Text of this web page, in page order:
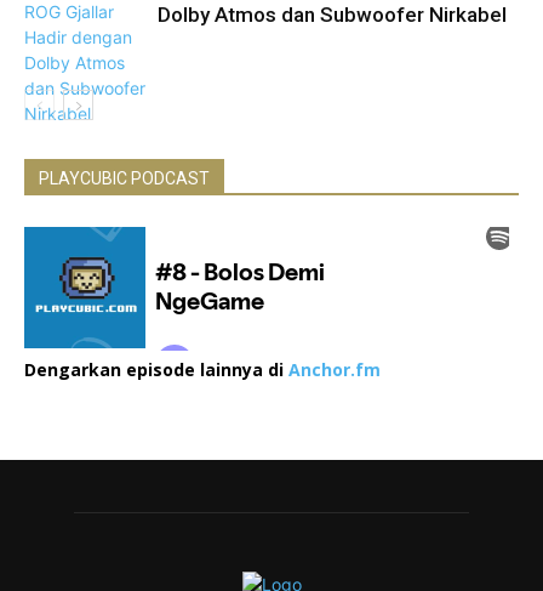
Dolby Atmos dan Subwoofer Nirkabel
PLAYCUBIC PODCAST
Dengarkan episode lainnya di Anchor.fm